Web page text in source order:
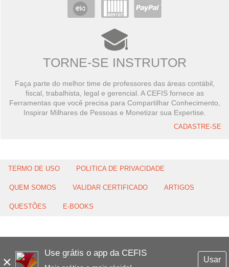
×
Use grátis o app da CEFIS
Usar
TORNE-SE INSTRUTOR
Faça parte do melhor time de professores das áreas contábil,
fiscal, trabalhista, legal e gerencial. A CEFIS fornece as
Ferramentas que você precisa para Compartilhar Conhecimento,
Inspirar Milhares de Pessoas e Monetizar sua Expertise.
CADASTRE-SE
TERMO DE USO POLITICA DE PRIVACIDADE
QUEM SOMOS VALIDAR CERTIFICADO ARTIGOS
QUESTÕES E-BOOKS